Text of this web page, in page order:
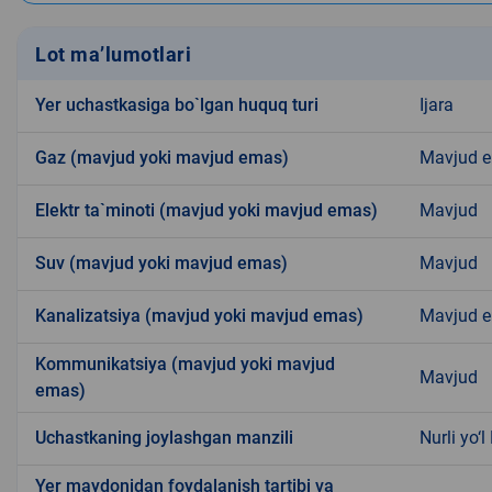
Lot ma’lumotlari
Yer uchastkasiga bo`lgan huquq turi Ijara
Gaz (mavjud yoki mavjud emas) Mavjud
Elektr ta`minoti (mavjud yoki mavjud emas) Mavjud
Suv (mavjud yoki mavjud emas) Mavjud
Kanalizatsiya (mavjud yoki mavjud emas) Mavjud
Kommunikatsiya (mavjud yoki mavjud
emas)
Mavjud
Uchastkaning joylashgan manzili Nurli
Yer maydonidan foydalanish tartibi va